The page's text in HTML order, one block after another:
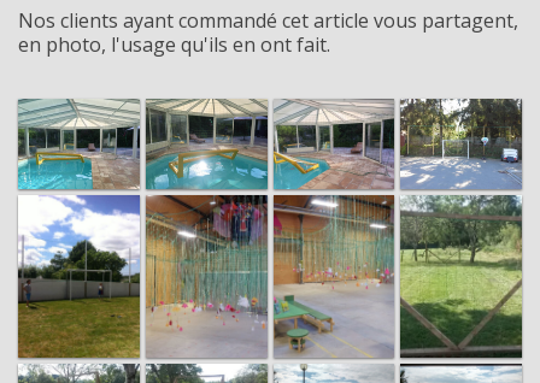
Nos clients ayant commandé cet article vous partagent,
en photo, l'usage qu'ils en ont fait.